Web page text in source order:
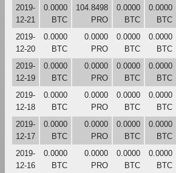
2019-
12-21
0.0000
BTC
104.8498
PRO
0.0000
BTC
0.0000
BTC
2019-
12-20
0.0000
BTC
0.0000
PRO
0.0000
BTC
0.0000
BTC
2019-
12-19
0.0000
BTC
0.0000
PRO
0.0000
BTC
0.0000
BTC
2019-
12-18
0.0000
BTC
0.0000
PRO
0.0000
BTC
0.0000
BTC
2019-
12-17
0.0000
BTC
0.0000
PRO
0.0000
BTC
0.0000
BTC
2019-
12-16
0.0000
BTC
0.0000
PRO
0.0000
BTC
0.0000
BTC